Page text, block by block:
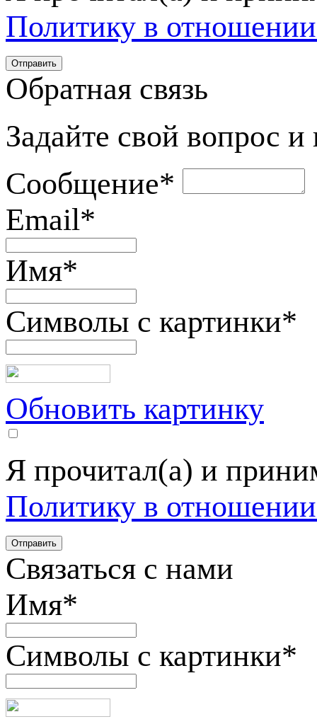
Политику в
Обратная связь
Задайте свой вопрос
Сообщение*
Email*
Имя*
Символы с картинки*
Обновить картинку
Я прочитал(а) и
Политику в
Связаться с нами
Имя*
Символы с картинки*